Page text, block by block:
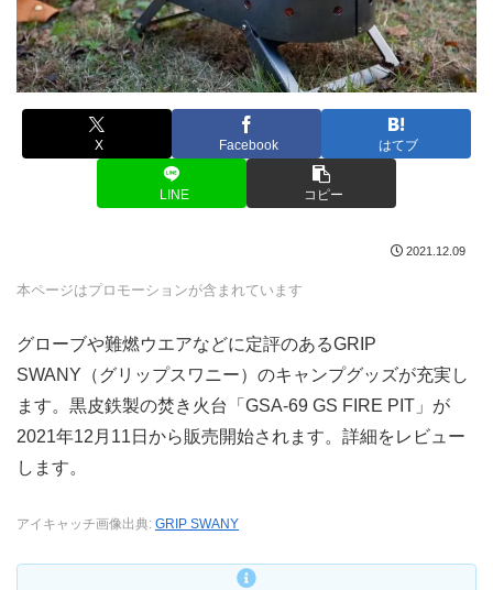
X Facebook はてブ
LINE コピー
2021.12.09
本ページはプロモーションが含まれています
グローブや難燃ウエアなどに定評のあるGRIP
SWANY（グリップスワニー）のキャンプグッズが充実し
ます。黒皮鉄製の焚き火台「GSA-69 GS FIRE PIT」が
2021年12月11日から販売開始されます。詳細をレビュー
します。
アイキャッチ画像出典: GRIP SWANY